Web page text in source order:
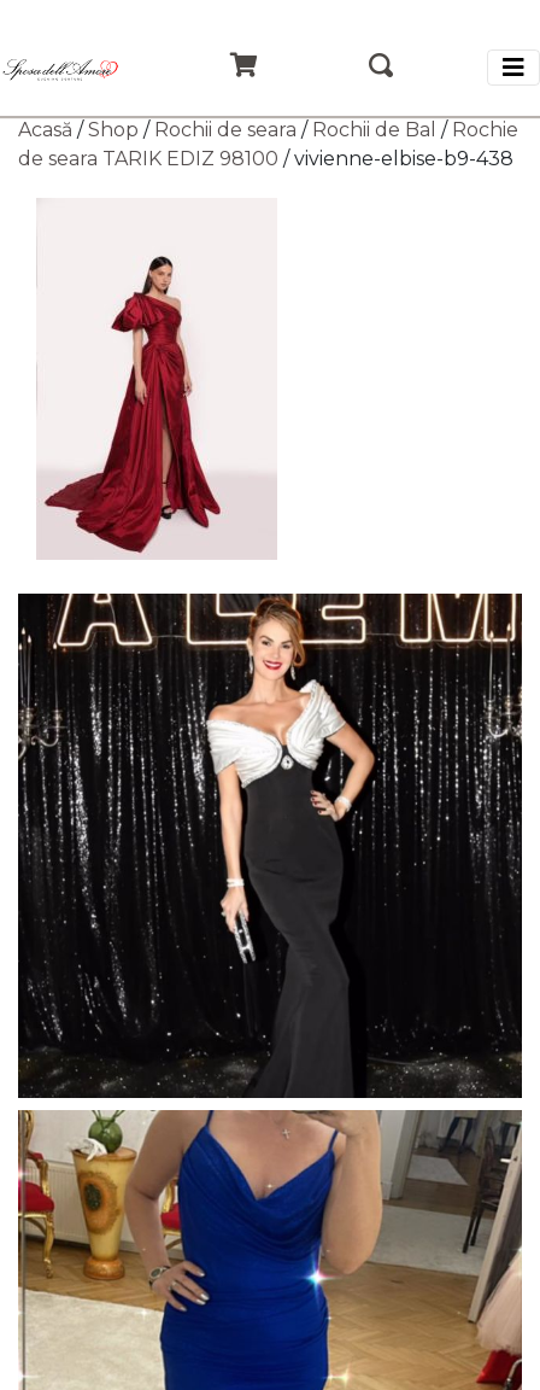
Acasă /Shop / Rochii de seara / Rochii de Bal / Rochie
de seara TARIK EDIZ 98100 / vivienne-elbise-b9-438